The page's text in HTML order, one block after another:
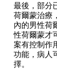
最後，部分
荷爾蒙治療
內的男性荷
性荷爾蒙才
案有控制作
功能，病人
擇。